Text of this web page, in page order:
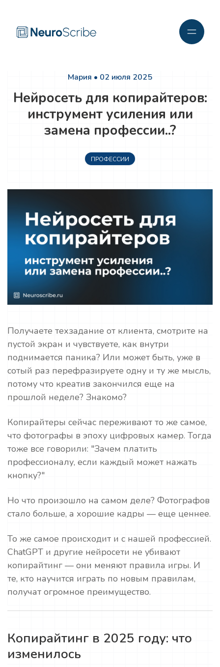
Мария • 02 июля 2025
Нейросеть для копирайтеров:
инструмент усиления или
замена профессии..?
ПРОФЕССИИ
Получаете техзадание от клиента, смотрите на
пустой экран и чувствуете, как внутри
поднимается паника? Или может быть, уже в
сотый раз перефразируете одну и ту же мысль,
потому что креатив закончился еще на
прошлой неделе? Знакомо?
Копирайтеры сейчас переживают то же самое,
что фотографы в эпоху цифровых камер. Тогда
тоже все говорили: "Зачем платить
профессионалу, если каждый может нажать
кнопку?"
Но что произошло на самом деле? Фотографов
стало больше, а хорошие кадры — еще ценнее.
То же самое происходит и с нашей профессией.
ChatGPT и другие нейросети не убивают
копирайтинг — они меняют правила игры. И
те, кто научится играть по новым правилам,
получат огромное преимущество.
Копирайтинг в 2025 году: что
изменилось